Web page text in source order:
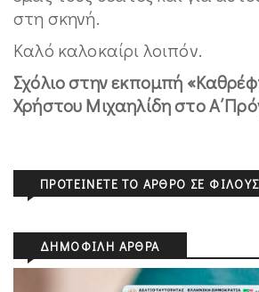
στη σκηνή.
Καλό καλοκαίρι λοιπόν.
Σχόλιο στην εκπομπή
Χρήστου Μιχαηλίδη στo
ΠΡΟΤΕΊΝΕΤΕ ΤΟ ΆΡΘΡΟ ΣΕ ΦΊΛΟΥΣ
ΔΗΜΟΦΙΛΉ ΆΡΘΡΑ